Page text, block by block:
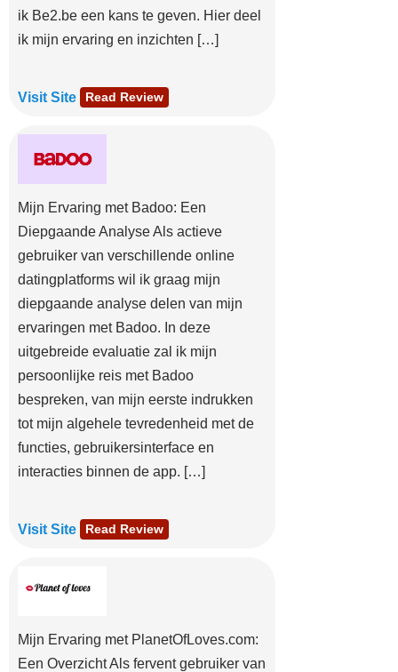
ik Be2.be een kans te geven. Hier deel
ik mijn ervaring en inzichten […]
Visit Site Read Review
Mijn Ervaring met Badoo: Een
Diepgaande Analyse Als actieve
gebruiker van verschillende online
datingplatforms wil ik graag mijn
diepgaande analyse delen van mijn
ervaringen met Badoo. In deze
uitgebreide evaluatie zal ik mijn
persoonlijke reis met Badoo
bespreken, van mijn eerste indrukken
tot mijn algehele tevredenheid met de
functies, gebruikersinterface en
interacties binnen de app. […]
Visit Site Read Review
Mijn Ervaring met PlanetOfLoves.com:
Een Overzicht Als fervent gebruiker van